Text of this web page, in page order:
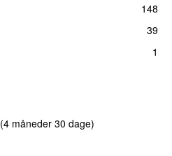
148
39
1
(4 måneder 30 dage)